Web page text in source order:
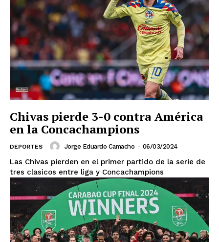
Chivas pierde 3-0 contra América
en la Concachampions
DEPORTES Jorge Eduardo Camacho - 06/03/2024
Las Chivas pierden en el primer partido de la serie de
tres clasicos entre liga y Concachampions